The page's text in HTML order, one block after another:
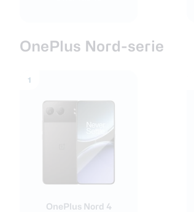
OnePlus Nord-serie
1
OnePlus Nord 4